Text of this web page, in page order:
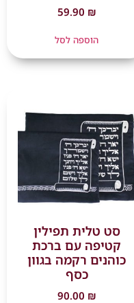
59.90 ₪
הוספה לסל
סט טלית תפילין
קטיפה עם ברכת
כוהנים רקמה בגוון
כסף
90.00 ₪